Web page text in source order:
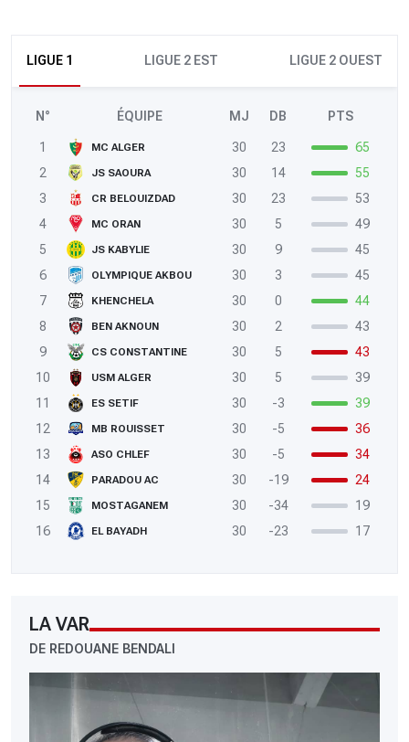
LIGUE 1 LIGUE 2 EST LIGUE 2 OUEST
N° ÉQUIPE MJ DB PTS
1 MC ALGER 30 23
65
2
JS SAOURA 30 14
55
3
CR BELOUIZDAD 30 23
53
4
MC ORAN 30 5
49
5
JS KABYLIE 30 9
45
6
OLYMPIQUE AKBOU 30 3
45
7
KHENCHELA 30 0
44
8
BEN AKNOUN 30 2
43
9
CS CONSTANTINE 30 5
43
10
USM ALGER 30 5
39
11
ES SETIF 30 -3
39
12
MB ROUISSET 30 -5
36
13
ASO CHLEF 30 -5
34
14
PARADOU AC 30 -19
24
15
MOSTAGANEM 30 -34
19
16
EL BAYADH 30 -23 17
LA VAR
DE REDOUANE BENDALI